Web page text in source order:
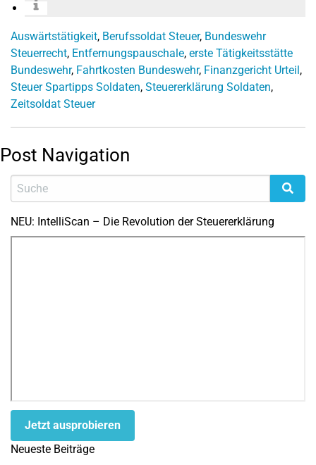
Auswärtstätigkeit, Berufssoldat Steuer, Bundeswehr
Steuerrecht, Entfernungspauschale, erste Tätigkeitsstätte
Bundeswehr, Fahrtkosten Bundeswehr, Finanzgericht Urteil,
Steuer Spartipps Soldaten, Steuererklärung Soldaten,
Zeitsoldat Steuer
Post Navigation
NEU: IntelliScan – Die Revolution der Steuererklärung
Jetzt ausprobieren
Neueste Beiträge